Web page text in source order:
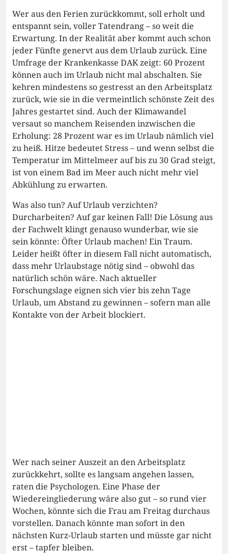
Wer aus den Ferien zurückkommt, soll erholt und
entspannt sein, voller Tatendrang – so weit die
Erwartung. In der Realität aber kommt auch schon
jeder Fünfte genervt aus dem Urlaub zurück. Eine
Umfrage der Krankenkasse DAK zeigt: 60 Prozent
können auch im Urlaub nicht mal abschalten. Sie
kehren mindestens so gestresst an den Arbeitsplatz
zurück, wie sie in die vermeintlich schönste Zeit des
Jahres gestartet sind. Auch der Klimawandel
versaut so manchem Reisenden inzwischen die
Erholung: 28 Prozent war es im Urlaub nämlich viel
zu heiß. Hitze bedeutet Stress – und wenn selbst die
Temperatur im Mittelmeer auf bis zu 30 Grad steigt,
ist von einem Bad im Meer auch nicht mehr viel
Abkühlung zu erwarten.
Was also tun? Auf Urlaub verzichten?
Durcharbeiten? Auf gar keinen Fall! Die Lösung aus
der Fachwelt klingt genauso wunderbar, wie sie
sein könnte: Öfter Urlaub machen! Ein Traum.
Leider heißt öfter in diesem Fall nicht automatisch,
dass mehr Urlaubstage nötig sind – obwohl das
natürlich schön wäre. Nach aktueller
Forschungslage eignen sich vier bis zehn Tage
Urlaub, um Abstand zu gewinnen – sofern man alle
Kontakte von der Arbeit blockiert.
Wer nach seiner Auszeit an den Arbeitsplatz
zurückkehrt, sollte es langsam angehen lassen,
raten die Psychologen. Eine Phase der
Wiedereingliederung wäre also gut – so rund vier
Wochen, könnte sich die Frau am Freitag durchaus
vorstellen. Danach könnte man sofort in den
nächsten Kurz-Urlaub starten und müsste gar nicht
erst – tapfer bleiben.